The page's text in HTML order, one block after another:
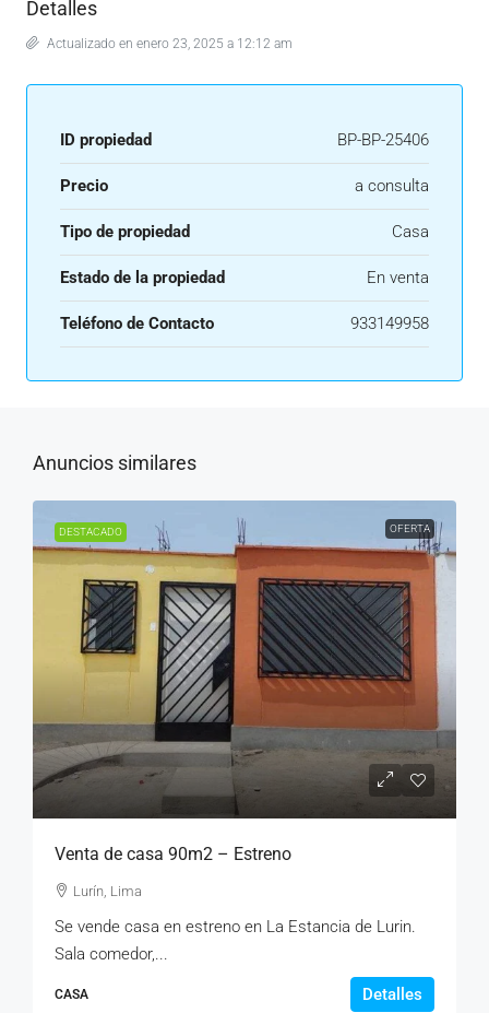
Detalles
Actualizado en enero 23, 2025 a 12:12 am
ID propiedad BP-BP-25406
Precio a consulta
Tipo de propiedad Casa
Estado de la propiedad En venta
Teléfono de Contacto 933149958
Anuncios similares
DESTACADO OFERTA
Venta de casa 90m2 – Estreno
Lurín, Lima
Se vende casa en estreno en La Estancia de Lurin.
Sala comedor,...
CASA Detalles